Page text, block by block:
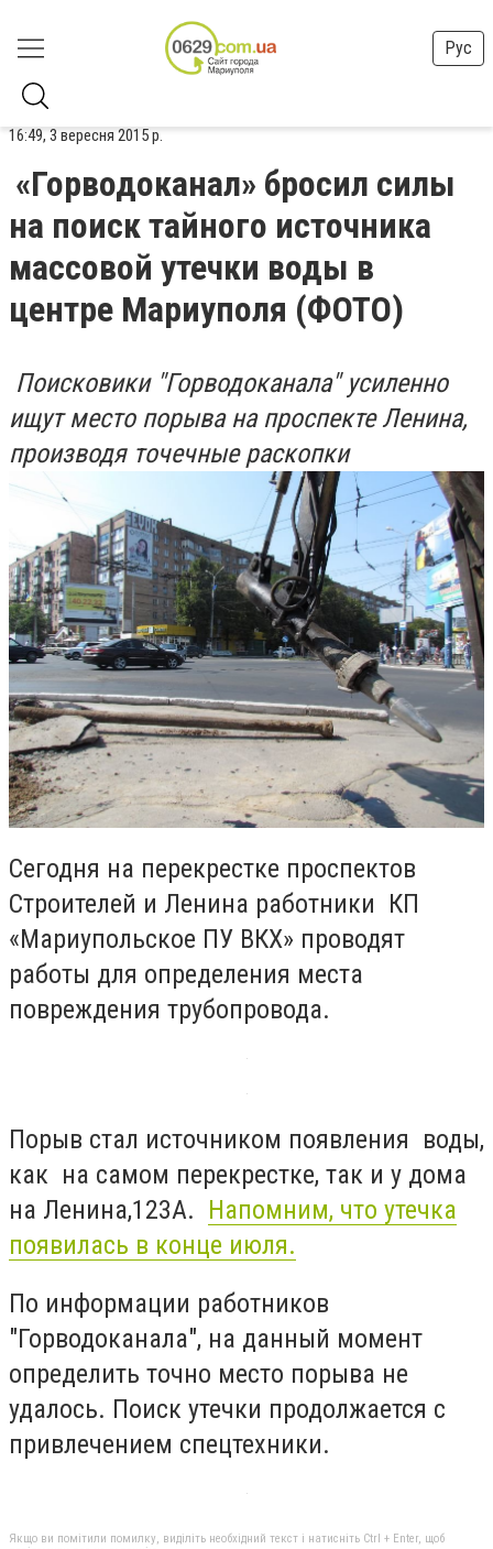
Рус
16:49, 3 вересня 2015 р.
«Горводоканал» бросил силы
на поиск тайного источника
массовой утечки воды в
центре Мариуполя (ФОТО)
Поисковики "Горводоканала" усиленно
ищут место порыва на проспекте Ленина,
производя точечные раскопки
Сегодня на перекрестке проспектов
Строителей и Ленина работники КП
«Мариупольское ПУ ВКХ» проводят
работы для определения места
повреждения трубопровода.
Порыв стал источником появления воды,
как на самом перекрестке, так и у дома
на Ленина,123А. Напомним, что утечка
появилась в конце июля.
По информации работников
"Горводоканала", на данный момент
определить точно место порыва не
удалось. Поиск утечки продолжается с
привлечением спецтехники.
Якщо ви помітили помилку, виділіть необхідний текст і натисніть Ctrl + Enter, щоб